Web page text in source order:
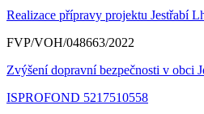
Realizace přípravy projektu Jestřabí
FVP/VOH/048663/2022
Zvýšení dopravní bezpečnosti v obci
ISPROFOND 5217510558